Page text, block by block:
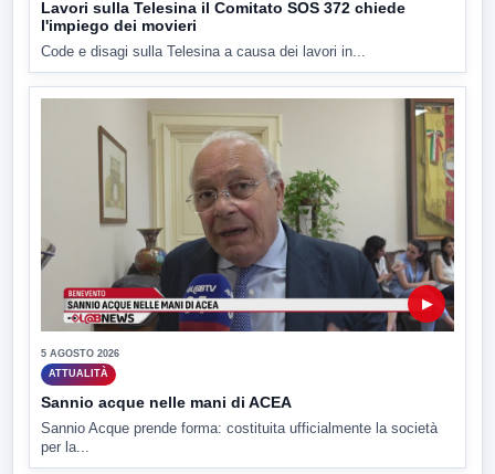
Lavori sulla Telesina il Comitato SOS 372 chiede
l'impiego dei movieri
Code e disagi sulla Telesina a causa dei lavori in...
▶
5 AGOSTO 2026
ATTUALITÀ
Sannio acque nelle mani di ACEA
Sannio Acque prende forma: costituita ufficialmente la società
per la...